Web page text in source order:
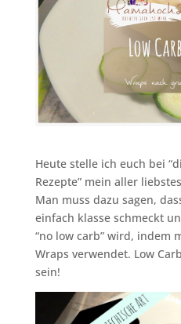
Heute stelle ich euch bei
Rezepte” mein aller
Man muss dazu sagen,
einfach klasse schmeckt
“no low carb” wird, indem
Wraps verwendet. Low
sein!